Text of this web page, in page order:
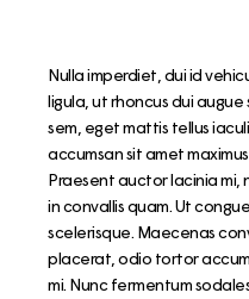
Nulla imperdiet, dui id
ligula, ut rhoncus dui
sem, eget mattis tellus
accumsan sit amet
Praesent auctor lacinia mi,
in convallis quam. Ut
scelerisque. Maecenas
placerat, odio tortor
mi. Nunc fermentum